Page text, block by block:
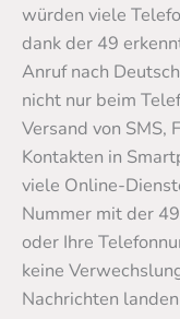
würden viele
dank der 49
Anruf nach
nicht nur beim
Versand von SMS,
Kontakten in
viele Online-
Nummer mit der
oder Ihre
keine
Nachrichten